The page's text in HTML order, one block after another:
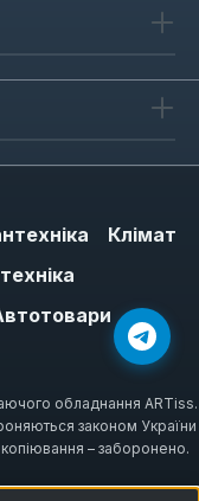
мережі
до
такий
всього
моделі зКлімат
обладнання ARTiss.
законом України
– заборонено.